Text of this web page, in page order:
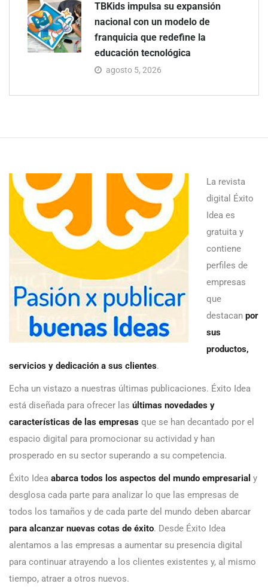
TBKids impulsa su expansión
nacional con un modelo de
franquicia que redefine la
educación tecnológica
agosto 5, 2026
La revista
digital Éxito
Idea es
gratuita y
contiene
perfiles de
empresas
que
destacan por
sus
productos,
servicios y dedicación a sus clientes.
Echa un vistazo a nuestras últimas publicaciones. Éxito Idea
está diseñada para ofrecer las últimas novedades y
características de las empresas que se han decantado por el
espacio digital para promocionar su actividad y han
prosperado en su sector superando a su competencia.
Éxito Idea abarca todos los aspectos del mundo empresarial y
desglosa cada parte para analizar lo que las empresas de
todos los tamaños y de cada parte del mundo deben abarcar
para alcanzar nuevas cotas de éxito. Desde Éxito Idea
alentamos a las empresas a aumentar su presencia digital
para continuar atrayendo a los clientes existentes y, al mismo
tiempo, atraer a otros nuevos.